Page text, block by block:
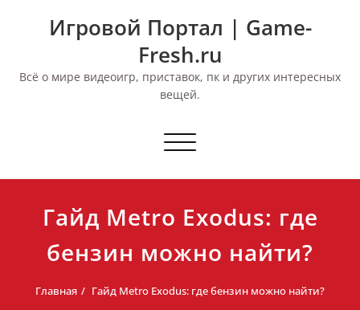
Игровой Портал | Game-
Fresh.ru
Всё о мире видеоигр, приставок, пк и других интересных
вещей.
Переключить
Гайд Metro Exodus: где
бензин можно найти?
Главная Гайд Metro Exodus: где бензин можно найти?